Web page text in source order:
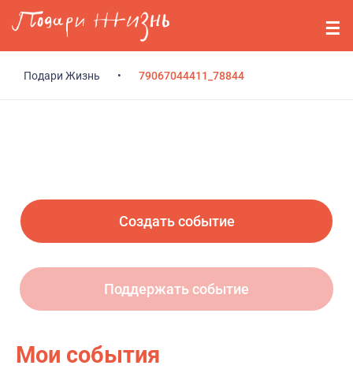
Перейти к основному содержанию
События
Войти
Подари Жизнь • 79067044411_78844
Создать событие
Поддержать событие
Мои события